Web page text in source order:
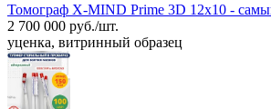
Томограф X-MIND Prime 3D 12x10 -
2 700 000 руб./шт.
уценка, витринный образец